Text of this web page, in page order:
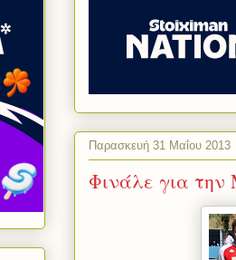
Παρασκευή 31 Μαΐου 2013
Φινάλε για